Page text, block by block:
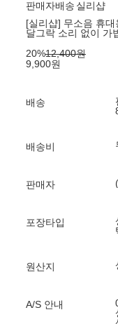
판매자배송 실리샵
[실리샵] 무소음 휴
달그락 소리 없이 가
20%12,400원
9,900원
배송
배송비
판매자
포장타입
원산지
A/S 안내